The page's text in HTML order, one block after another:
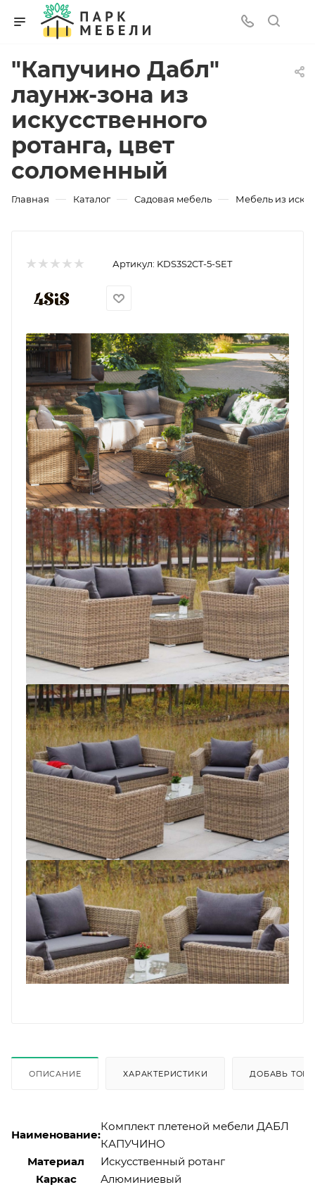
"Капучино Дабл"
лаунж-зона из
искусственного
ротанга, цвет
соломенный
Главная — Каталог — Садовая мебель — Мебель из
Артикул: KDS3S2CT-5-SET
ОПИСАНИЕ ХАРАКТЕРИСТИКИ ДОБАВЬ
Наименование:
Комплект плетеной мебели ДАБЛ
КАПУЧИНО
Материал
Искусственный ротанг
Каркас
Алюминиевый